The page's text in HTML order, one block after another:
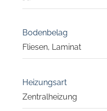
Bodenbelag
Fliesen, Laminat
Heizungsart
Zentralheizung